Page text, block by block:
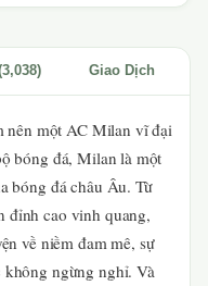
Giao Dịch
nên một AC Milan vĩ đại
bóng đá, Milan là một
bóng đá châu Âu. Từ
đỉnh cao vinh quang,
về niềm đam mê, sự
ngừng nghỉ. Và